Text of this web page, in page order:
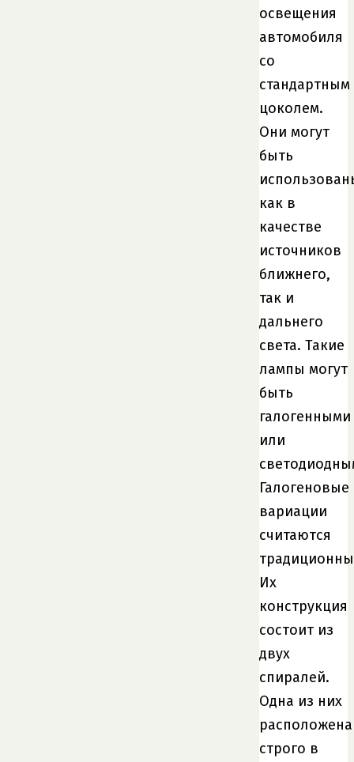
освещения
автомобиля
со
стандартным
цоколем.
Они могут
быть
как в
качестве
источников
ближнего,
так и
дальнего
света. Такие
лампы могут
быть
галогенными
или
Галогеновые
вариации
считаются
Их
конструкция
состоит из
двух
спиралей.
Одна из них
расположена
строго в